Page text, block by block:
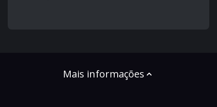
Mais informações